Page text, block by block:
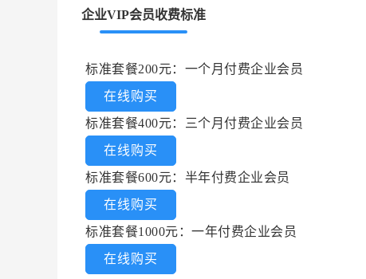
企业VIP会员收费标准
标准套餐200元：一个月付费企业会员
在线购买
标准套餐400元：三个月付费企业会员
在线购买
标准套餐600元：半年付费企业会员
在线购买
标准套餐1000元：一年付费企业会员
在线购买